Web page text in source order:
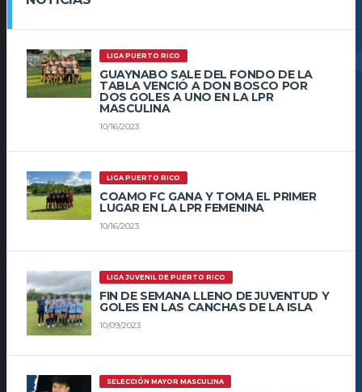
LIGA PUERTO RICO
GUAYNABO SALE DEL FONDO DE LA
TABLA VENCIÓ A DON BOSCO POR
DOS GOLES A UNO EN LA LPR
MASCULINA
10/16/2023
LIGA PUERTO RICO
COAMO FC GANA Y TOMA EL PRIMER
LUGAR EN LA LPR FEMENINA
10/16/2023
LIGA JUVENIL DE PUERTO RICO
FIN DE SEMANA LLENO DE JUVENTUD Y
GOLES EN LAS CANCHAS DE LA ISLA
10/09/2023
SELECCIÓN MAYOR MASCULINA